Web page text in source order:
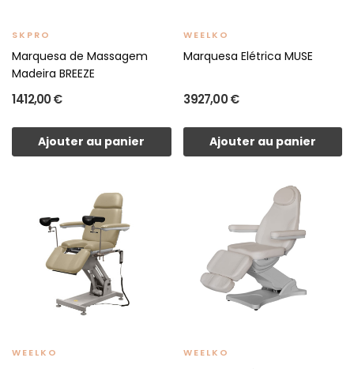
SKPRO
Marquesa de Massagem
Madeira BREEZE
1 412,00 €
Ajouter au panier
WEELKO
Marquesa Elétrica MUSE
3 927,00 €
Ajouter au panier
WEELKO WEELKO